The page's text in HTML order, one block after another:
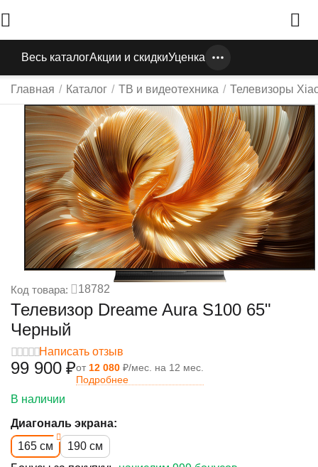
Весь каталогАкции и скидкиУценка
Главная / Каталог / ТВ и видеотехника / Телевизоры
Код товара: 18782
Телевизор Dreame Aura S100 65"
Черный
Написать отзыв
99 900 ₽от 12 080 ₽/мес. на 12 мес.
Подробнее
В наличии
Диагональ экрана:
165 см
190 см